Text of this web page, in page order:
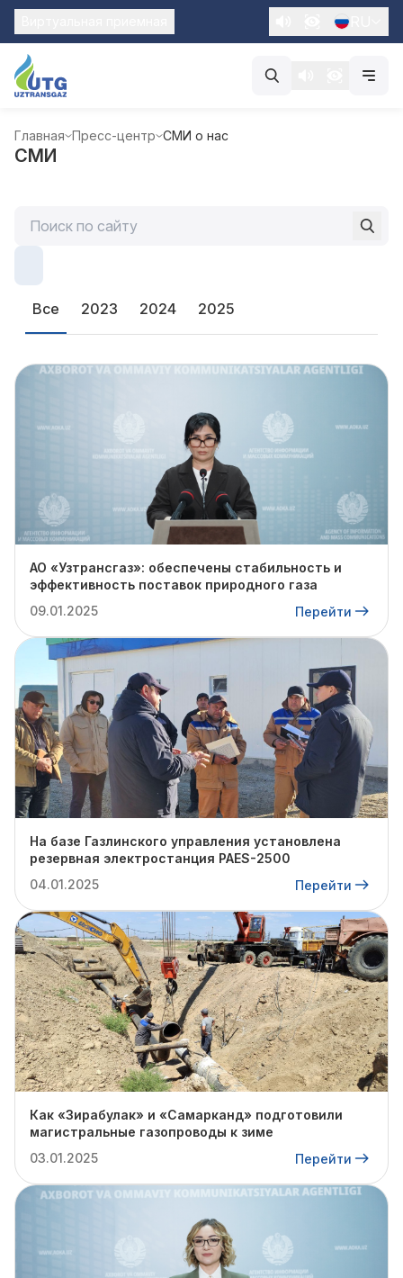
Главная Пресс-центр СМИ о нас
СМИ
Все 2023 2024 2025
АО «Узтрансгаз»: обеспечены стабильность и
эффективность поставок природного газа
09.01.2025
Перейти
На базе Газлинского управления установлена
резервная электростанция PAES-2500
04.01.2025
Перейти
Как «Зирабулак» и «Самарканд» подготовили
магистральные газопроводы к зиме
03.01.2025
Перейти